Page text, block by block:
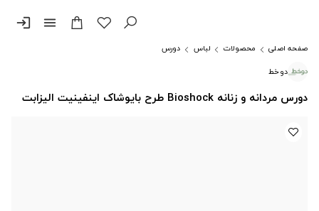
menu
login
صفحه اصلی محصولات لباس
دورس
دوخط
دورس مردانه و زنانه Bioshock طرح بایوشاک اینفینیت الیزابت